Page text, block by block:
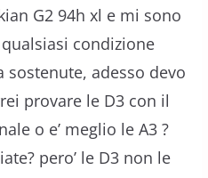
G2 94h xl e mi sono
condizione
sostenute, adesso devo
provare le D3 con il
o e’ meglio le A3 ?
pero’ le D3 non le